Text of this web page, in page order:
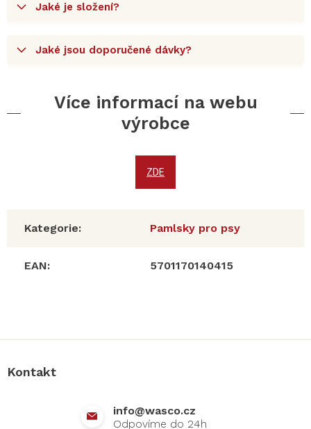
Jaké je složení?
Jaké jsou doporučené dávky?
Více informací na webu
výrobce
ZDE
Kategorie: Pamlsky pro psy
EAN: 5701170140415
Kontakt
info@wasco.cz